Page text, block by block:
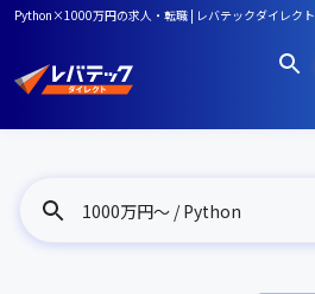
Python×1000万円の求人・転職 | レバテックダイレクト
1000万円〜 / Python